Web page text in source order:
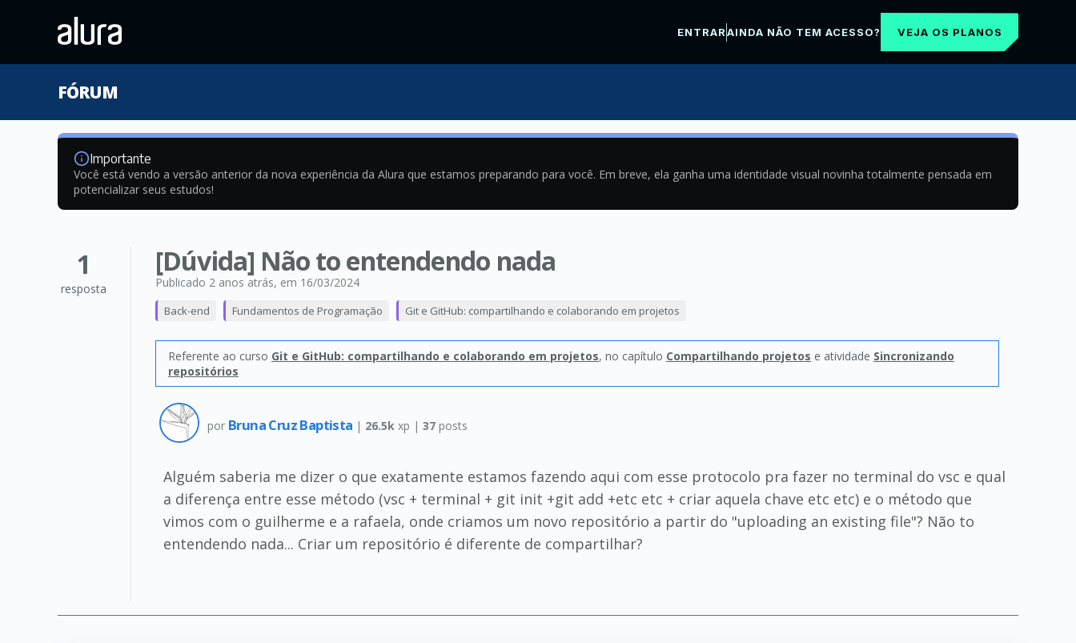
ENTRARAINDA NÃO TEM ACESSO? VEJA OS PLANOS
FÓRUM
Importante
Você está vendo a versão anterior da nova experiência da Alura que estamos preparando para você. Em breve, ela ganha uma identidade visual novinha totalmente pensada em
potencializar seus estudos!
1
resposta
[Dúvida] Não to entendendo nada
Publicado 2 anos atrás, em 16/03/2024
Back-end Fundamentos de Programação Git e GitHub: compartilhando e colaborando em projetos
Referente ao curso Git e GitHub: compartilhando e colaborando em projetos, no capítulo Compartilhando projetos e atividade Sincronizando
repositórios
por Bruna Cruz Baptista | 26.5k xp | 37 posts
Alguém saberia me dizer o que exatamente estamos fazendo aqui com esse protocolo pra fazer no terminal do vsc e qual
a diferença entre esse método (vsc + terminal + git init +git add +etc etc + criar aquela chave etc etc) e o método que
vimos com o guilherme e a rafaela, onde criamos um novo repositório a partir do "uploading an existing file"? Não to
entendendo nada... Criar um repositório é diferente de compartilhar?